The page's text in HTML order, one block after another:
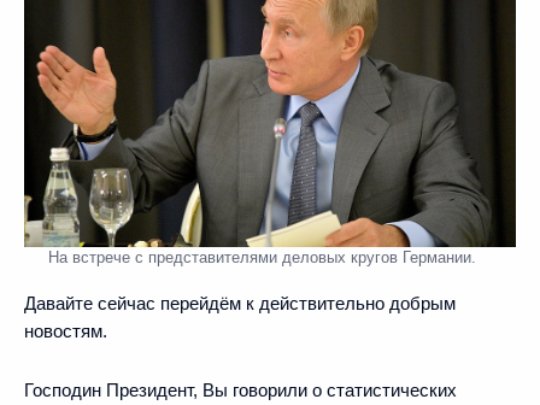
На встрече с представителями деловых кругов Германии.
Давайте сейчас перейдём к действительно добрым
новостям.
Господин Президент, Вы говорили о статистических